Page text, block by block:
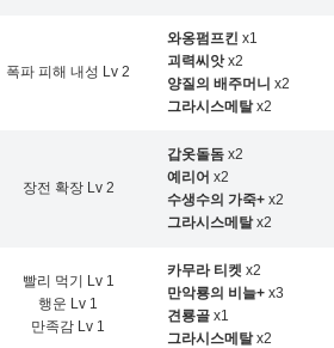
폭파 피해 내성 Lv 2
와옹펌프킨 x1
괴력씨앗x2
양질의 배주머니 x2
그라시스메탈x2
장전 확장 Lv 2
갑옷돌돔 x2
예리어 x2
수생수의 가죽+ x2
그라시스메탈x2
빨리 먹기 Lv 1
행운 Lv 1
만족감 Lv 1
카무라 티켓 x2
만악룡의 비늘+ x3
견룡골 x1
그라시스메탈x2